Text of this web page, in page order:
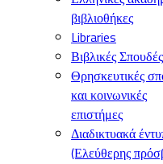
βιβλιοθήκες
Libraries
Βιβλικές Σπουδές
Θρησκευτικές
και κοινωνικές
επιστήμες
Διαδικτυακά
(Ελεύθερης